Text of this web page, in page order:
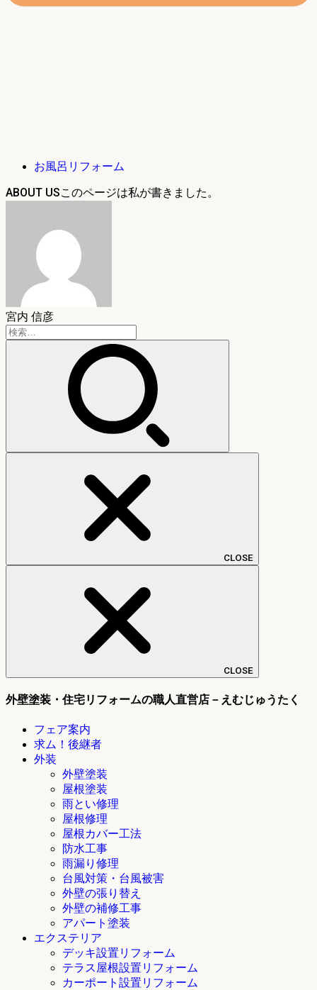
お風呂リフォーム
ABOUT US
宮内 信彦
検
索:
CLOSE
CLOSE
外壁塗装・住宅リフォームの職人直営店－えむじゅうたく
フェア案内
求ム！後継者
外装
外壁塗装
屋根塗装
雨とい修理
屋根修理
屋根カバー工法
防水工事
雨漏り修理
台風対策・台風被害
外壁の張り替え
外壁の補修工事
アパート塗装
エクステリア
デッキ設置リフォーム
テラス屋根設置リフォーム
カーポート設置リフォーム